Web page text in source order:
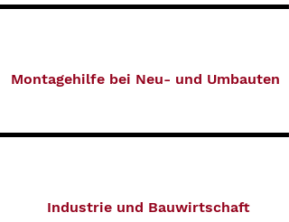
Montagehilfe bei Neu- und Umbauten
Industrie und Bauwirtschaft